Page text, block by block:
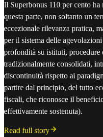
Il Superbonus 110 per cento ha
questa parte, non soltanto un
eccezionale rilevanza pratica,
per il sistema delle
profondità su istituti, procedure
tradizionalmente consolidati,
discontinuità rispetto ai
partire dal principio, del tutto
fiscali, che riconosce il
effettivamente sostenuta).
Read full story